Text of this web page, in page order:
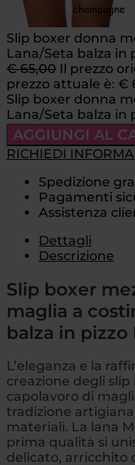
Slip boxer donna
Lana/Seta balza in
€65,00 Il prezzo
prezzo attuale è: €
Slip boxer donna
Lana/Seta balza in
AGGIUNGI AL
RICHIEDI
Spedizione
Pagamenti
Assistenza
Dettagli
Descrizione
Slip boxer
maglia a
balza in pizzo
L’eleganza e la
creazione degli
capolavoro di
tradizione
materiali. La lana
prima qualità si
delicato, arricchito